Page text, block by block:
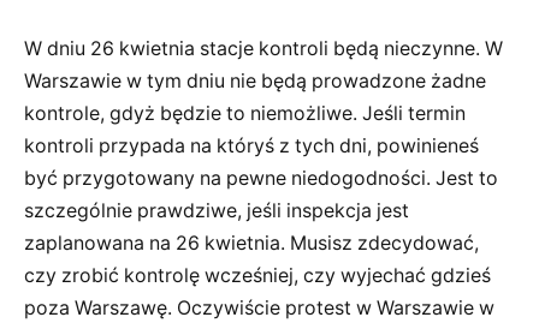
W dniu 26 kwietnia stacje kontroli będą nieczynne. W
Warszawie w tym dniu nie będą prowadzone żadne
kontrole, gdyż będzie to niemożliwe. Jeśli termin
kontroli przypada na któryś z tych dni, powinieneś
być przygotowany na pewne niedogodności. Jest to
szczególnie prawdziwe, jeśli inspekcja jest
zaplanowana na 26 kwietnia. Musisz zdecydować,
czy zrobić kontrolę wcześniej, czy wyjechać gdzieś
poza Warszawę. Oczywiście protest w Warszawie w